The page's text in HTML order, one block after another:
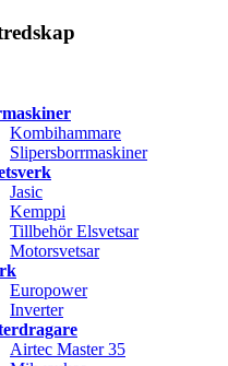
Kombihammare
Slipersborrmaskiner
Jasic
Kemppi
Tillbehör Elsvetsar
Motorsvetsar
Europower
Inverter
Airtec Master 35